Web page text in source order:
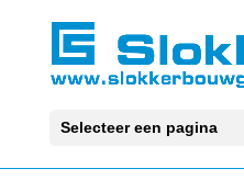
Selecteer een pagina